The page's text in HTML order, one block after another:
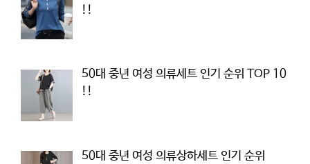
!!
50대 중년 여성 의류세트 인기 순위 TOP 10
!!
50대 중년 여성 의류상하세트 인기 순위